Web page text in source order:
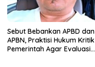
Sebut Bebankan APBD dan
APBN, Praktisi Hukum Kritik
Pemerintah Agar Evaluasi